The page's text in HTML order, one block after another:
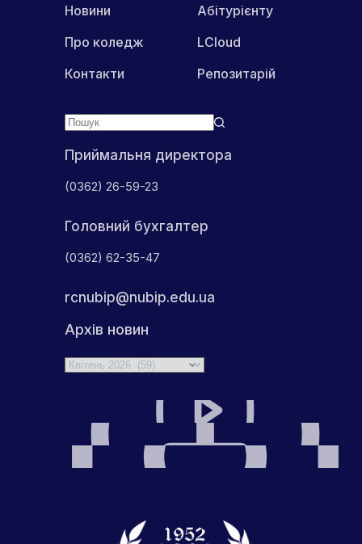
Приймальня директора
(0362) 26-59-23
Головний бухгалтер
(0362) 62-35-47
rcnubip@nubip.edu.ua
Архів новин
Архіви
Новини
Про коледж
Контакти
Абітурієнту
LCloud
Репозитарій